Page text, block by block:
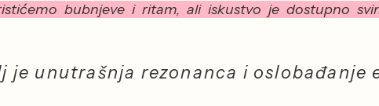
bubnjeve i ritam, ali iskustvo je dostupno
je unutrašnja rezonanca i oslobađanje